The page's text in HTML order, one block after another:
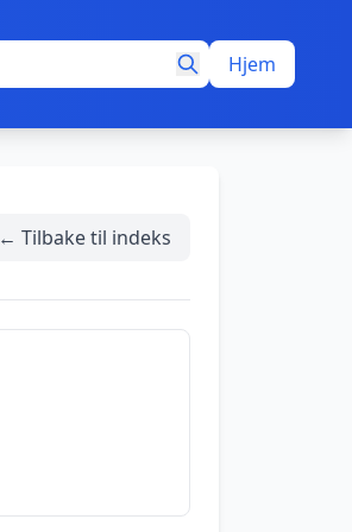
Hjem
← Tilbake til indeks